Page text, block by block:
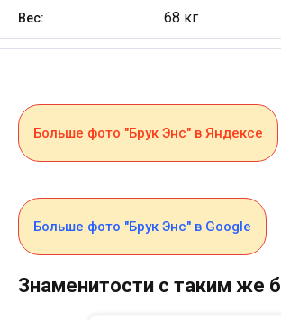
Вес: 68 кг
Больше фото "Брук Энс" в Яндексе
Больше фото "Брук Энс" в Google
Знаменитости с таким же